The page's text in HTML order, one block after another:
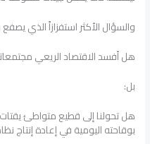
والسؤال الأكثر استفزازاً الذي
هل أفسد الاقتصاد الريعي
بل:
هل تحولنا إلى قطيع متواطئ
بوقاحته اليومية في إعادة إنتاج